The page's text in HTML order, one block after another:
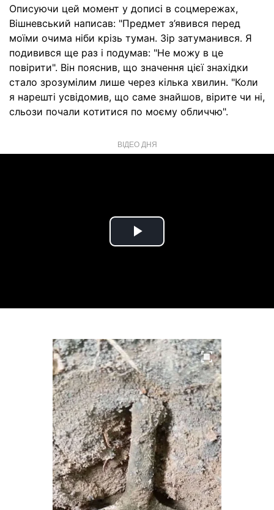
Описуючи цей момент у дописі в соцмережах,
Вішневський написав: "Предмет з’явився перед
моїми очима ніби крізь туман. Зір затуманився. Я
подивився ще раз і подумав: "Не можу в це
повірити". Він пояснив, що значення цієї знахідки
стало зрозумілим лише через кілька хвилин. "Коли
я нарешті усвідомив, що саме знайшов, вірите чи ні,
сльози почали котитися по моєму обличчю".
ВІДЕО ДНЯ
Play